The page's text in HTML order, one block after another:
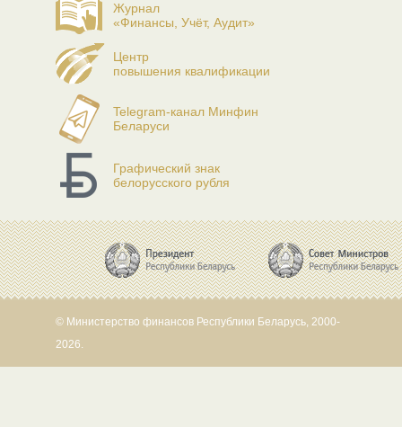
Журнал
«Финансы, Учёт, Аудит»
Центр
повышения квалификации
Telegram-канал Минфин
Беларуси
Графический знак
белорусского рубля
© Министерство финансов Республики Беларусь, 2000-
2026.